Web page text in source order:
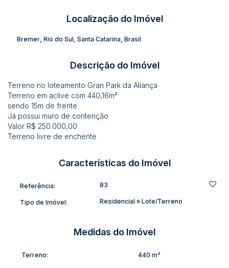
Localização do Imóvel
Bremer, Rio do Sul, Santa Catarina, Brasil
Descrição do Imóvel
Terreno no loteamento Gran Park da Aliança
Terreno em aclive com 440,16m²
sendo 15m de frente
Já possui muro de contenção
Valor R$ 250.000,00
Terreno livre de enchente
Características do Imóvel
Referência: 83
Tipo de Imóvel: Residencial » Lote/Terreno
Medidas do Imóvel
Terreno: 440 m²